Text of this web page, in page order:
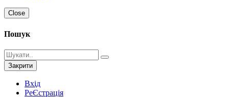
Close
Пошук
Закрити
Вхід
РеЄстрація